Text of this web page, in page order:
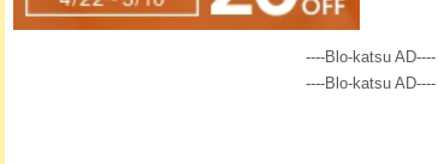
----Blo-katsu AD----
----Blo-katsu AD----